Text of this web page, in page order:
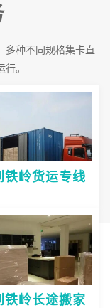
多种不同规格集卡直
。
铁岭货运专线
铁岭长途搬家